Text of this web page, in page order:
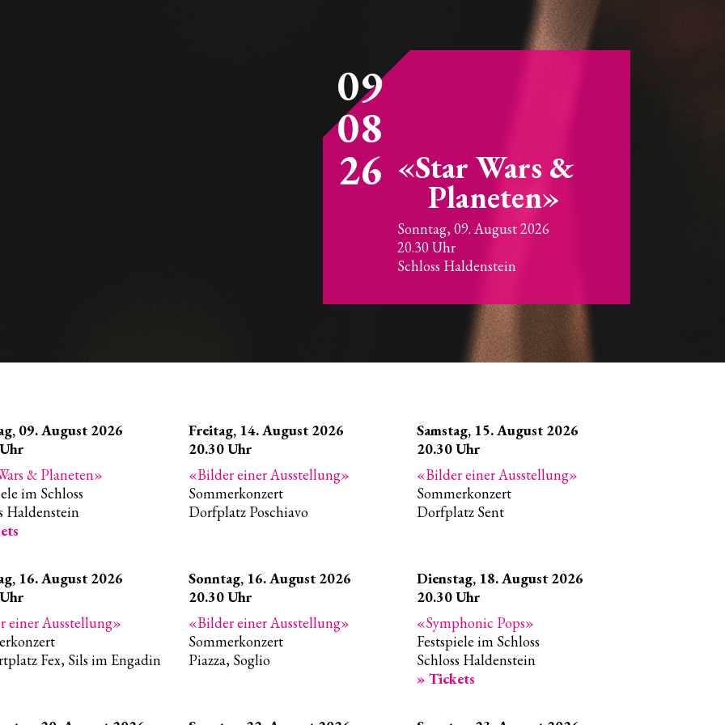
09
08
26 Star Wars &
Planeten
Sonntag,09. August 2026
20.30Uhr
Schloss Haldenstein
09. August 2026
Uhr
& Planeten
im Schloss
Haldenstein
Freitag, 14. August 2026
20.30Uhr
Bilder einer Ausstellung
Sommerkonzert
Dorfplatz Poschiavo
Samstag, 15. August 2026
20.30Uhr
Bilder einer Ausstellung
Sommerkonzert
Dorfplatz Sent
16. August 2026
Uhr
einer Ausstellung
Fex, Sils im Engadin
Sonntag, 16. August 2026
20.30Uhr
Bilder einer Ausstellung
Sommerkonzert
Piazza, Soglio
Dienstag, 18. August 2026
20.30Uhr
Symphonic Pops
Festspiele im Schloss
Schloss Haldenstein
» Tickets